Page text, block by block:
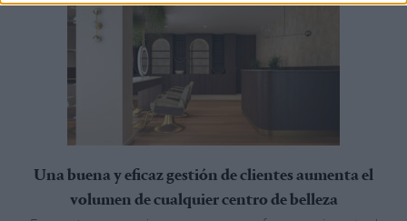
Una buena y eficaz gestión de clientes aumenta el
volumen de cualquier centro de belleza